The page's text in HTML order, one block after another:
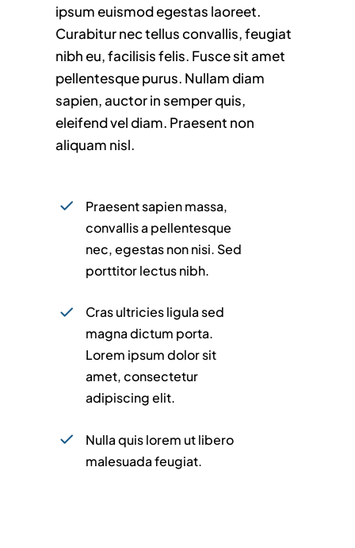
ipsum euismod egestas laoreet.
Curabitur nec tellus convallis, feugiat
nibh eu, facilisis felis. Fusce sit amet
pellentesque purus. Nullam diam
sapien, auctor in semper quis,
eleifend vel diam. Praesent non
aliquam nisl.
Praesent sapien massa,
convallis a pellentesque
nec, egestas non nisi. Sed
porttitor lectus nibh.
Cras ultricies ligula sed
magna dictum porta.
Lorem ipsum dolor sit
amet, consectetur
adipiscing elit.
Nulla quis lorem ut libero
malesuada feugiat.